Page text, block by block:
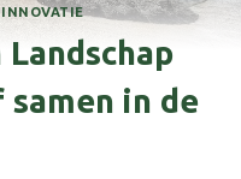
in de